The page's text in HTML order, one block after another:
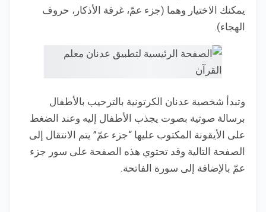
يمكنك الاختيار وهما (جزء عمّ، غرفة الأذكار، حروف
الهجاء).
وتبدأ شخصية عدنان الكرتونية بالترحيب بالأطفال
برسالة صوتية بصوت يجذب الأطفال إليه وعند الضغط
على الأيقونة المكتوب عليها “جزء عمّ” يتم الانتقال إلى
الصفحة التالية وقد تحتوي هذه الصفحة على سور جزء
عمّ بالإضافة إلى سورة الفاتحة.